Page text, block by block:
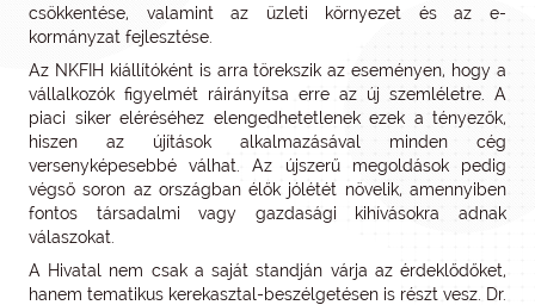
csökkentése, valamint az üzleti környezet és az e-
kormányzat fejlesztése.
Az NKFIH kiállítóként is arra törekszik az eseményen, hogy a
vállalkozók figyelmét ráirányítsa erre az új szemléletre. A
piaci siker eléréséhez elengedhetetlenek ezek a tényezők,
hiszen az újítások alkalmazásával minden cég
versenyképesebbé válhat. Az újszerű megoldások pedig
végső soron az országban élők jólétét növelik, amennyiben
fontos társadalmi vagy gazdasági kihívásokra adnak
válaszokat.
A Hivatal nem csak a saját standján várja az érdeklődőket,
hanem tematikus kerekasztal-beszélgetésen is részt vesz. Dr.